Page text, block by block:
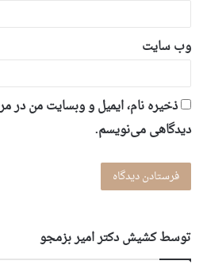
وب‌ سایت
ذخیره نام، ایمیل و وبسایت من در
دیدگاهی می‌نویسم.
توسط کشیش دکتر امیر بزمجو